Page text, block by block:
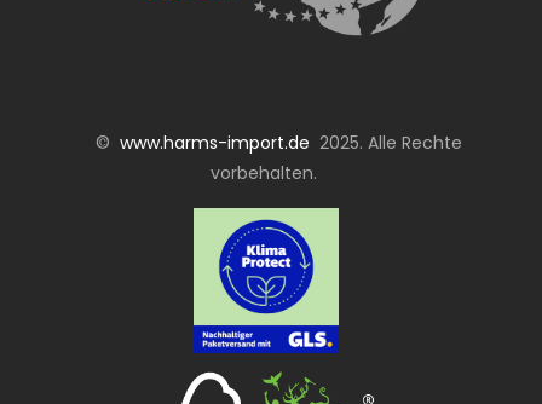
© www.harms-import.de 2025. Alle Rechte
vorbehalten.